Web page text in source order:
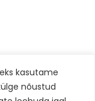
kasutame
nõustud